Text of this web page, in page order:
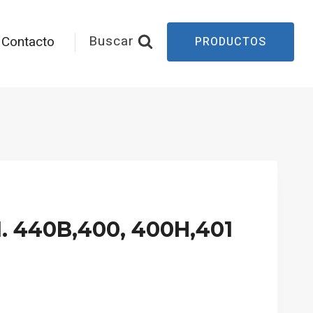
Contacto Buscar PRODUCTOS
440B,400, 400H,401